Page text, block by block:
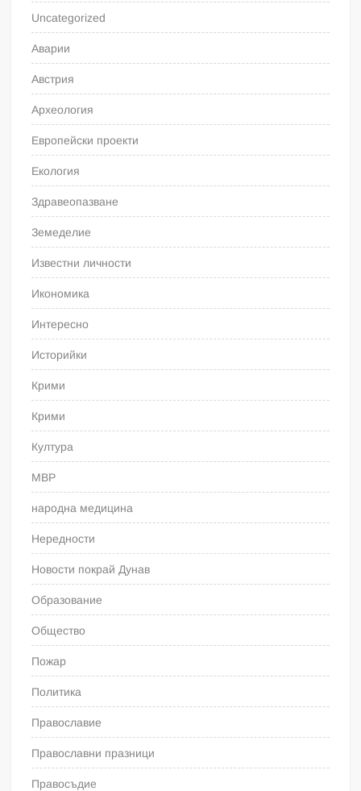
Uncategorized
Аварии
Австрия
Археология
Европейски проекти
Екология
Здравеопазване
Земеделие
Известни личности
Икономика
Интересно
Историйки
Крими
Крими
Култура
МВР
народна медицина
Нередности
Новости покрай Дунав
Образование
Общество
Пожар
Политика
Православие
Православни празници
Правосъдие